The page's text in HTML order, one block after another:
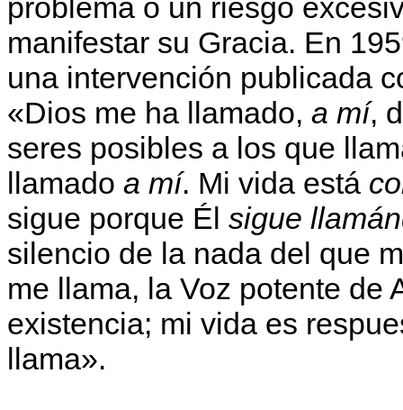
problema o un riesgo
manifestar su Gracia. En
una intervención publicada
«Dios me ha llamado, a mí,
seres posibles a los que
llamado a mí. Mi vida está
sigue porque Él sigue
silencio de la nada del que
me llama, la Voz potente de
existencia; mi vida es
llama».